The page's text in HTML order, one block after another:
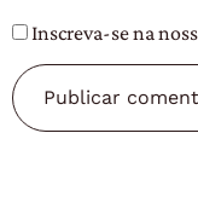
Inscreva-se na